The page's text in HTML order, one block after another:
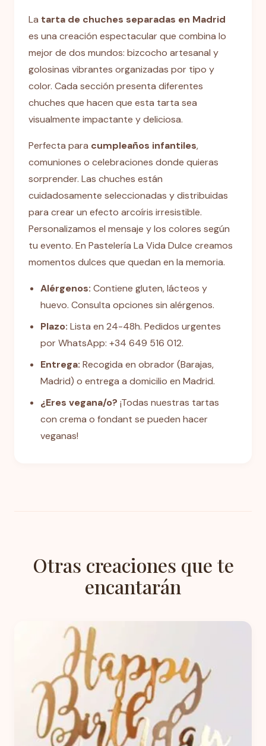
La tarta de chuches separadas en Madrid
es una creación espectacular que combina lo
mejor de dos mundos: bizcocho artesanal y
golosinas vibrantes organizadas por tipo y
color. Cada sección presenta diferentes
chuches que hacen que esta tarta sea
visualmente impactante y deliciosa.
Perfecta para cumpleaños infantiles,
comuniones o celebraciones donde quieras
sorprender. Las chuches están
cuidadosamente seleccionadas y distribuidas
para crear un efecto arcoíris irresistible.
Personalizamos el mensaje y los colores según
tu evento. En Pastelería La Vida Dulce creamos
momentos dulces que quedan en la memoria.
Alérgenos: Contiene gluten, lácteos y
huevo. Consulta opciones sin alérgenos.
Plazo: Lista en 24-48h. Pedidos urgentes
por WhatsApp: +34 649 516 012.
Entrega: Recogida en obrador (Barajas,
Madrid) o entrega a domicilio en Madrid.
¿Eres vegana/o? ¡Todas nuestras tartas
con crema o fondant se pueden hacer
veganas!
Otras creaciones que te
encantarán